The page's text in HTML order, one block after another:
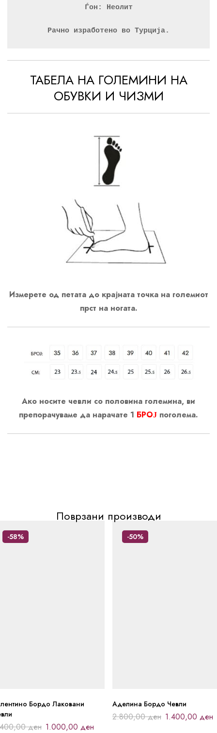
Ѓон: Неолит
Рачно изработено во Турција.
ТАБЕЛА НА ГОЛЕМИНИ НА
ОБУВКИ И ЧИЗМИ
Измерете од петата до крајната точка на големиот
прст на ногата.
Ако носите чевли со половина големина, ви
препорачуваме да нарачате 1 БРОЈ поголема.
Поврзани производи
-58%
Бордо Лаковани
ден 1.000,00 ден
-50%
Аделина Бордо Чевли
2.800,00ден 1.400,00 ден